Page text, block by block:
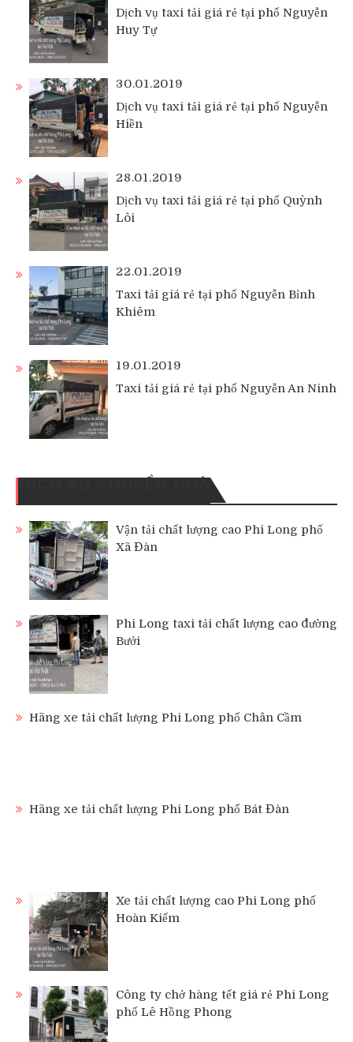
Dịch vụ taxi tải giá rẻ tại phố Nguyễn
Huy Tự
30.01.2019
Dịch vụ taxi tải giá rẻ tại phố Nguyễn
Hiền
28.01.2019
Dịch vụ taxi tải giá rẻ tại phố Quỳnh
Lôi
22.01.2019
Taxi tải giá rẻ tại phố Nguyễn Bỉnh
Khiêm
19.01.2019
Taxi tải giá rẻ tại phố Nguyễn An Ninh
DỊCH VỤ CHUYỂN NHÀ
Vận tải chất lượng cao Phi Long phố
Xã Đàn
Phi Long taxi tải chất lượng cao đường
Bưởi
Hãng xe tải chất lượng Phi Long phố Chân Cầm
Hãng xe tải chất lượng Phi Long phố Bát Đàn
Xe tải chất lượng cao Phi Long phố
Hoàn Kiếm
Công ty chở hàng tết giá rẻ Phi Long
phố Lê Hồng Phong